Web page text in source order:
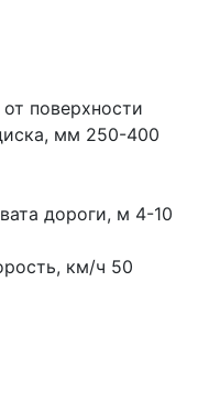
поверхности
мм 250-400
дороги, м 4-10
км/ч 50